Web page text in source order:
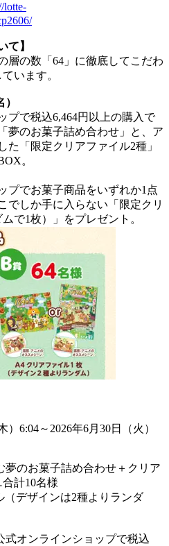
lotte-
て】
層の数「64」に徹底してこだわ
います。
プで税込6,464円以上の購入で
夢のお菓子詰め合わせ」と、ア
た「限定クリアファイル2種」
。
プでお菓子商品をいずれか1点
でしか手に入らない「限定クリ
で1枚）」をプレゼント。
）6:04～2026年6月30日（火）
夢のお菓子詰め合わせ＋クリア
計10名様
デザインは2種よりランダ
式オンラインショップで税込